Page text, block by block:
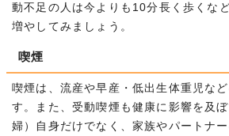
動不足の人は今よりも10分長く歩くな
増やしてみましょう。
喫煙
喫煙は、流産や早産・低出生体重児な
す。また、受動喫煙も健康に影響を及
婦）自身だけでなく、家族やパートナー